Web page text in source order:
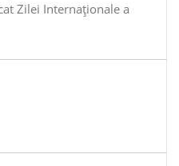
Zilei Internaționale a